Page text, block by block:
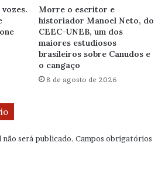
Morre o escritor e
historiador Manoel Neto, do
CEEC-UNEB, um dos
maiores estudiosos
brasileiros sobre Canudos e
o cangaço
8 de agosto de 2026
não será publicado. Campos obrigatórios